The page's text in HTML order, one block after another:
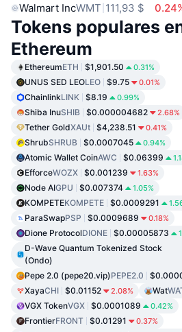
Walmart IncWMT 111,93 $
Tokens populares
Ethereum
EthereumETH $1,901.50 0.31%
UNUS SED LEOLEO $9.75 0.01%
ChainlinkLINK $8.19 0.99%
Shiba InuSHIB $0.000004682 2.68%
Tether GoldXAUt $4,238.51 0.41%
ShrubSHRUB $0.0007045 0.94%
Atomic Wallet CoinAWC $0.06399
EfforceWOZX $0.001239 1.63%
Node AIGPU $0.007374 1.05%
KOMPETEKOMPETE $0.0009291
ParaSwapPSP $0.0009689 0.18%
Dione ProtocolDIONE $0.00005873
D-Wave Quantum Tokenized Stock
(Ondo)
Pepe 2.0 (pepe20.vip)PEPE2.0
XayaCHI $0.01152 2.08% Wat
VGX TokenVGX $0.0001089 0.42%
FrontierFRONT $0.01291 0.37%